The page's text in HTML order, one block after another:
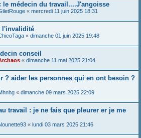
le médecin du travail....J'angoisse
« mercredi 11 juin 2025 18:31
l'invalidité
« dimanche 01 juin 2025 19:48
conseil
« dimanche 11 mai 2025 21:04
? aider les personnes qui en ont besoin ?
« dimanche 09 mars 2025 22:09
travail : je ne fais que pleurer er je me
« lundi 03 mars 2025 21:46